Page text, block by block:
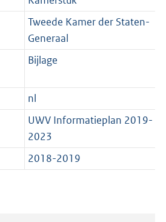
1
K
b
:
1
K
Tweede Kamer der Staten-
Generaal
Bijlage
nl
UWV Informatieplan 2019-
2023
2018-2019